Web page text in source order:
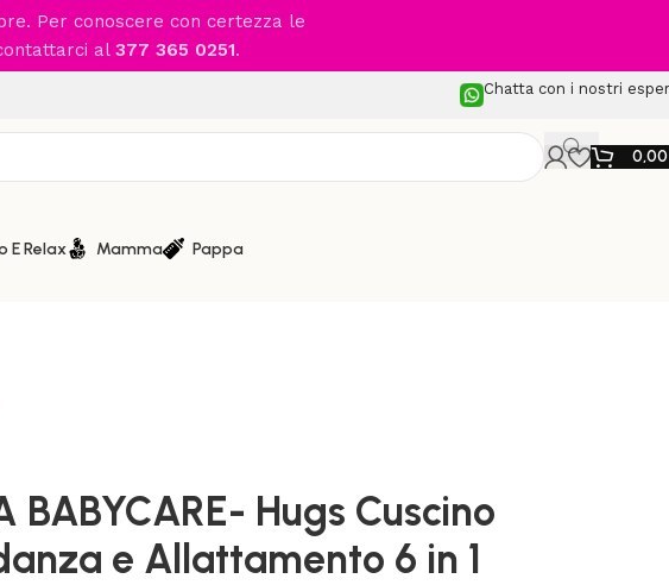
Per conoscere con certezza le
al 377 365 0251.
Chatta con i nostri
E Relax Mamma Pappa
Cuscini Gravidanza o Allattamento
BABYCARE- Hugs Cuscino
e Allattamento 6 in 1